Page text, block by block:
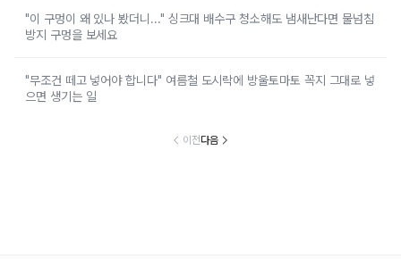
"이 구멍이 왜 있나 봤더니..." 싱크대 배수구 청소해도 냄새난다면 물넘침
방지 구멍을 보세요
"무조건 떼고 넣어야 합니다" 여름철 도시락에 방울토마토 꼭지 그대로 넣
으면 생기는 일
이전다음